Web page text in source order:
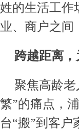
姓的生活工作
业、商户之间
跨越距离
聚焦高龄
繁”的痛点，
台“搬”到客